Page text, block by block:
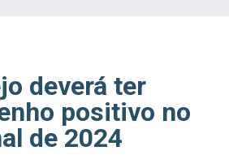
deverá ter
positivo no
de 2024